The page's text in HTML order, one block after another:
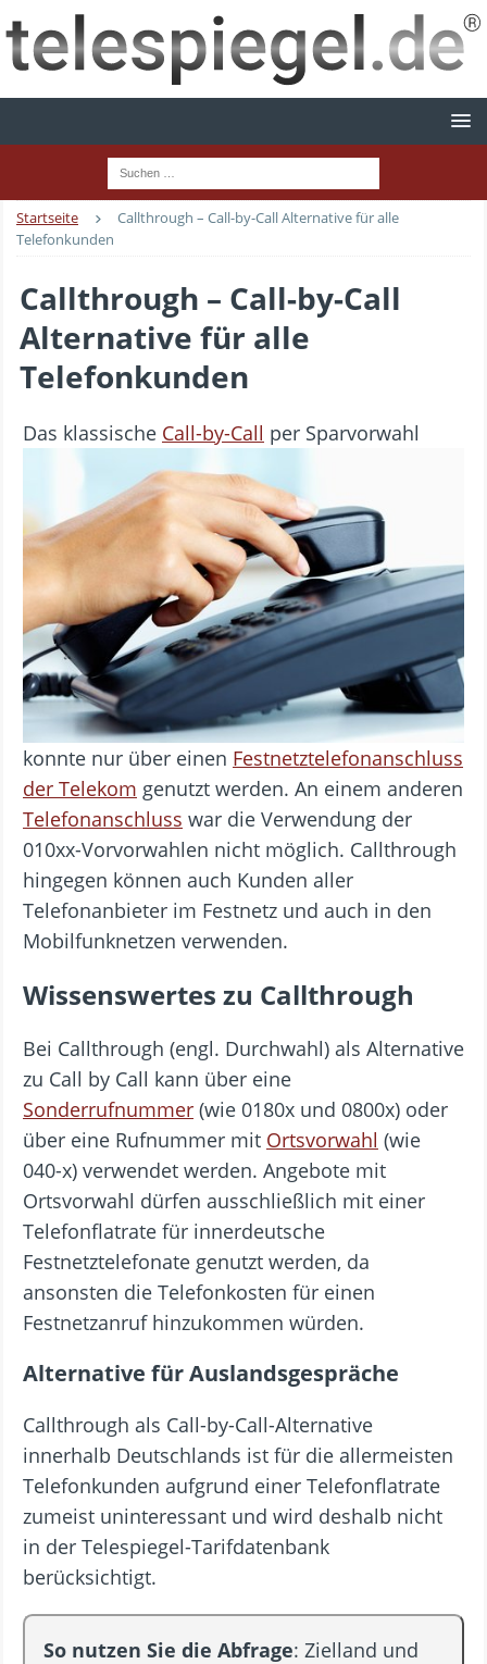
Startseite
Callthrough – Call-by-Call Alternative für alle
Telefonkunden
Callthrough – Call-by-Call
Alternative für alle
Telefonkunden
Das klassische Call-by-Call per Sparvorwahl
konnte nur über einen Festnetztelefonanschluss
der Telekom genutzt werden. An einem anderen
Telefonanschluss war die Verwendung der
010xx-Vorvorwahlen nicht möglich. Callthrough
hingegen können auch Kunden aller
Telefonanbieter im Festnetz und auch in den
Mobilfunknetzen verwenden.
Wissenswertes zu Callthrough
Bei Callthrough (engl. Durchwahl) als Alternative
zu Call by Call kann über eine
Sonderrufnummer (wie 0180x und 0800x) oder
über eine Rufnummer mit Ortsvorwahl (wie
040-x) verwendet werden. Angebote mit
Ortsvorwahl dürfen ausschließlich mit einer
Telefonflatrate für innerdeutsche
Festnetztelefonate genutzt werden, da
ansonsten die Telefonkosten für einen
Festnetzanruf hinzukommen würden.
Alternative für Auslandsgespräche
Callthrough als Call-by-Call-Alternative
innerhalb Deutschlands ist für die allermeisten
Telefonkunden aufgrund einer Telefonflatrate
zumeist uninteressant und wird deshalb nicht
in der Telespiegel-Tarifdatenbank
berücksichtigt.
So nutzen Sie die Abfrage: Zielland und